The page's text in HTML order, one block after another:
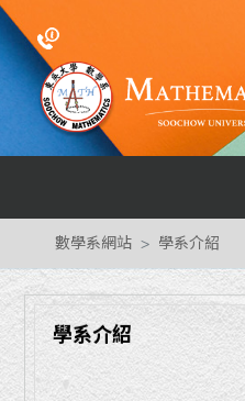
數學系網站 學系介紹
學系介紹